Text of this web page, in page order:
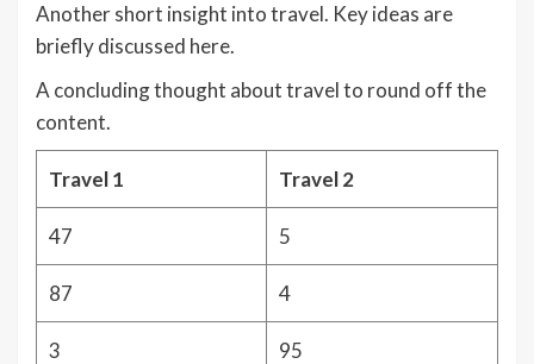
Another short insight into travel. Key ideas are
briefly discussed here.
A concluding thought about travel to round off the
content.
Travel 1 Travel 2
47 5
87 4
3 95